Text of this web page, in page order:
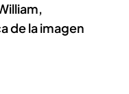
de la imagen